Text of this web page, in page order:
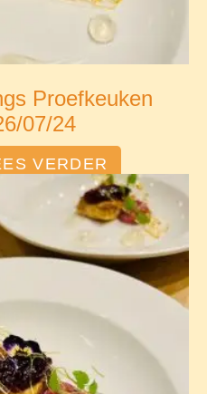
Proefkeuken
07/24
VERDER